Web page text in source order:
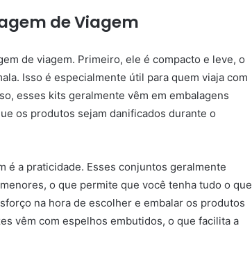
de Viagem
de viagem. Primeiro, ele é compacto e leve, o
Isso é especialmente útil para quem viaja com
esses kits geralmente vêm em embalagens
os produtos sejam danificados durante o
é a praticidade. Esses conjuntos geralmente
o que permite que você tenha tudo o que
na hora de escolher e embalar os produtos
vêm com espelhos embutidos, o que facilita a